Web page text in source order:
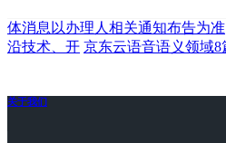
体消息以办理人相关通知布告为准
沿技术、开 京东云语音语义领域
关于我们